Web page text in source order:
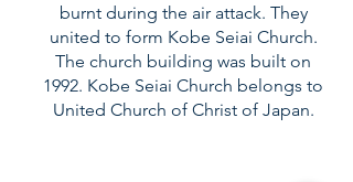
burnt during the air attack. They
united to form Kobe Seiai Church.
The church building was built on
1992. Kobe Seiai Church belongs to
United Church of Christ of Japan.